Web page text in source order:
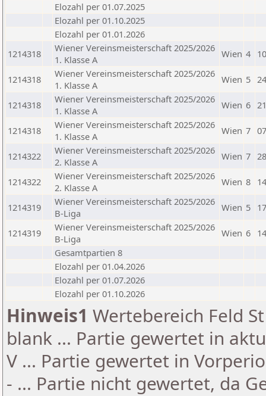
Elozahl per 01.07.2025
Elozahl per 01.10.2025
Elozahl per 01.01.2026
1214318
Wiener Vereinsmeisterschaft 2025/2026
1. Klasse A
Wien 4
1214318
Wiener Vereinsmeisterschaft 2025/2026
1. Klasse A
Wien 5
1214318
Wiener Vereinsmeisterschaft 2025/2026
1. Klasse A
Wien 6
1214318
Wiener Vereinsmeisterschaft 2025/2026
1. Klasse A
Wien 7
1214322
Wiener Vereinsmeisterschaft 2025/2026
2. Klasse A
Wien 7
1214322
Wiener Vereinsmeisterschaft 2025/2026
2. Klasse A
Wien 8
1214319
Wiener Vereinsmeisterschaft 2025/2026
B-Liga
Wien 5
1214319
Wiener Vereinsmeisterschaft 2025/2026
B-Liga
Wien 6
Gesamtpartien 8
Elozahl per 01.04.2026
Elozahl per 01.07.2026
Elozahl per 01.10.2026
Hinweis1 Wertebereich Feld
blank ... Partie gewertet in
V ... Partie gewertet in
- ... Partie nicht gewertet, da